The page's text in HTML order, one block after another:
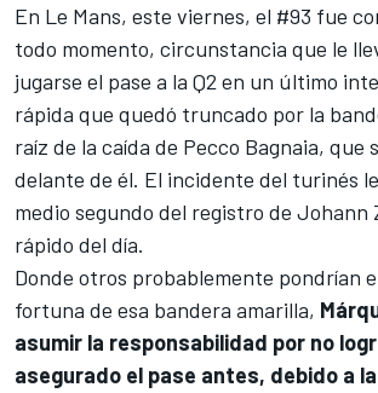
En Le Mans, este viernes, el #93 fue
todo momento, circunstancia que le
jugarse el pase a la Q2 en un último
rápida que quedó truncado por la
raíz de la caída de Pecco Bagnaia, que
delante de él. El incidente del turinés le
medio segundo del registro de Johann
rápido del día.
Donde otros probablemente pondrían
fortuna de esa bandera amarilla,
asumir la responsabilidad por no
asegurado el pase antes, debido a